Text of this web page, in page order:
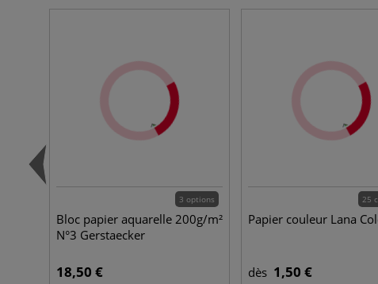
3 options
Bloc papier aquarelle 200g/m²
N°3 Gerstaecker
18,50 €
25
Papier couleur Lana
dès 1,50 €